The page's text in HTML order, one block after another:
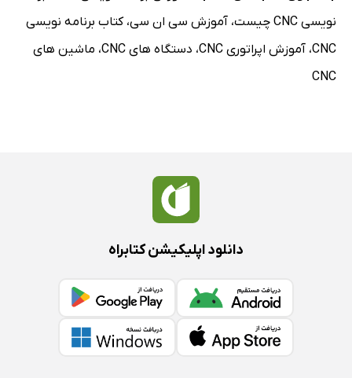
نویسی CNC چیست
، آموزش سی ان سی،کتاب برنامه نویسی
CNC، آموزش اپراتوری CNC ، دستگاه های CNC ، ماشین های
CNC
دانلود اپلیکیشن کتابراه